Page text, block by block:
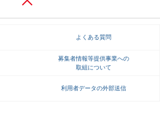
よくある質問
募集者情報等提供事業への
取組について
利用者データの外部送信